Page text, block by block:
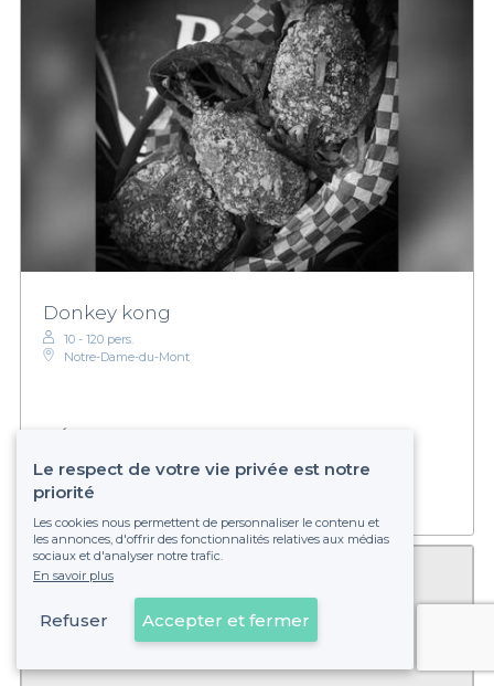
Donkey kong
10 - 120 pers.
Notre-Dame-du-Mont
Économique
Voir sur la carte
Le respect de votre vie privée est notre
priorité
Les cookies nous permettent de personnaliser le contenu et
les annonces, d'offrir des fonctionnalités relatives aux médias
sociaux et d'analyser notre trafic.
En savoir plus
Refuser Accepter et fermer